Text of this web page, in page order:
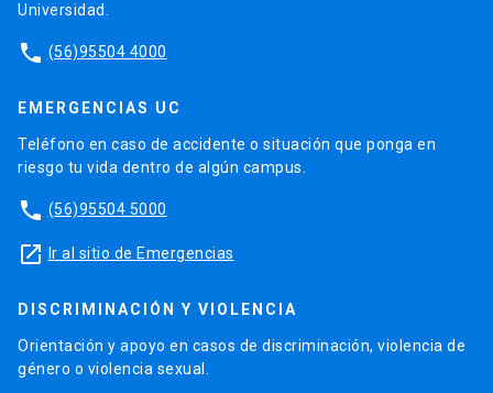
Universidad.
phone (56)95504 4000
EMERGENCIAS UC
Teléfono en caso de accidente o situación que ponga en
riesgo tu vida dentro de algún campus.
phone (56)95504 5000
launch Ir al sitio de Emergencias
DISCRIMINACIÓN Y VIOLENCIA
Orientación y apoyo en casos de discriminación, violencia de
género o violencia sexual.